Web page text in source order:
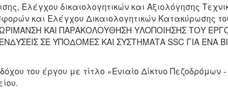
Ελέγχου δικαιολογητικών και Αξιολόγησης
και Ελέγχου Δικαιολογητικών Κατακύρωσης
ΚΑΙ ΠΑΡΑΚΟΛΟΥΘΗΣΗ ΥΛΟΠΟΙΗΣΗΣ ΤΟΥ
ΣΕ ΥΠΟΔΟΜΕΣ ΚΑΙ ΣΥΣΤΗΜΑΤΑ SSC ΓΙΑ ΕΝΑ
του έργου με τίτλο «Ενιαίο Δίκτυο